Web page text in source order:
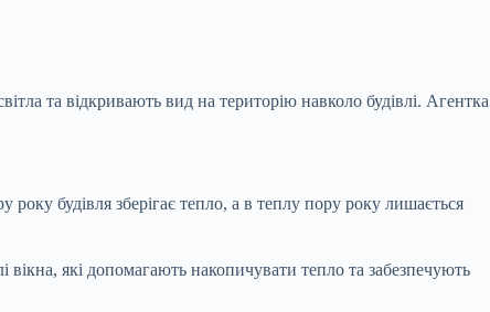
та відкривають вид на територію навколо будівлі. Агентка
будівля зберігає тепло, а в теплу пору року лишається
вікна, які допомагають накопичувати тепло та забезпечують